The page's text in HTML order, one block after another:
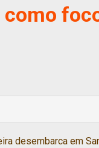
como
desembarca em